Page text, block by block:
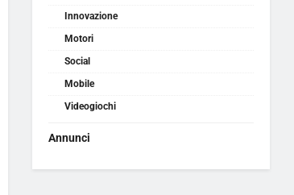
Innovazione
Motori
Social
Mobile
Videogiochi
Annunci